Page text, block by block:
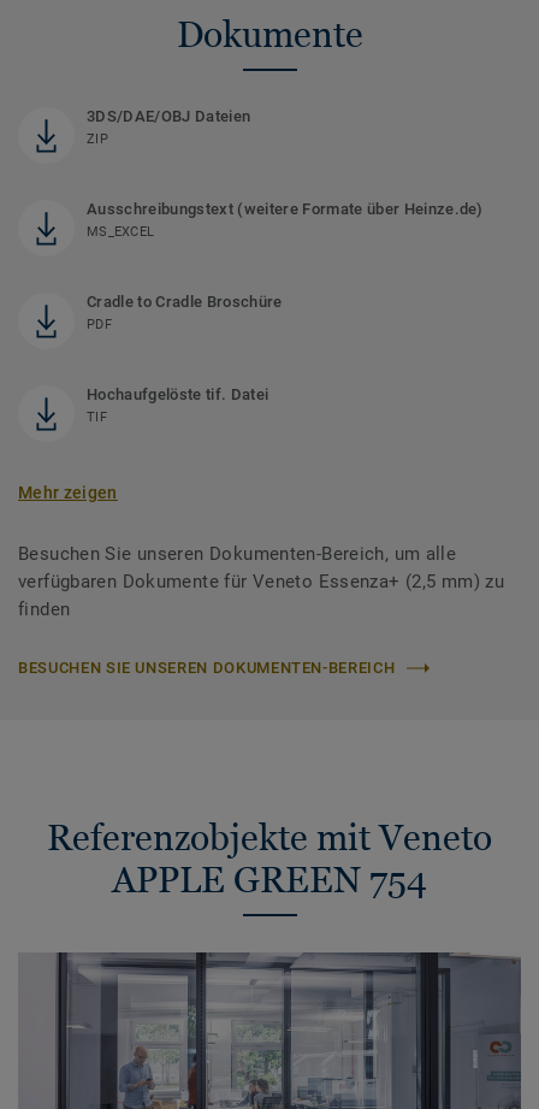
Dokumente
3DS/DAE/OBJ Dateien
ZIP
Ausschreibungstext (weitere Formate über Heinze.de)
MS_EXCEL
Cradle to Cradle Broschüre
PDF
Hochaufgelöste tif. Datei
TIF
Mehr zeigen
Besuchen Sie unseren Dokumenten-Bereich, um alle
verfügbaren Dokumente für Veneto Essenza+ (2,5 mm) zu
finden
BESUCHEN SIE UNSEREN DOKUMENTEN-BEREICH
Referenzobjekte mit Veneto
APPLE GREEN 754